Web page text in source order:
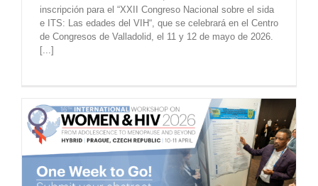
inscripción para el “XXII Congreso Nacional sobre el sida
e ITS: Las edades del VIH“, que se celebrará en el Centro
de Congresos de Valladolid, el 11 y 12 de mayo de 2026.
[...]